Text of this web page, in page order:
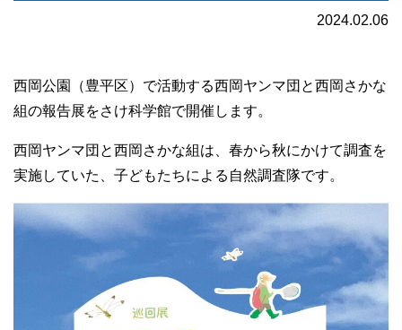
2024.02.06
西岡公園（豊平区）で活動する西岡ヤンマ団と西岡さかな
組の報告展をさけ科学館で開催します。
西岡ヤンマ団と西岡さかな組は、春から秋にかけて調査を
実施していた、子どもたちによる自然調査隊です。